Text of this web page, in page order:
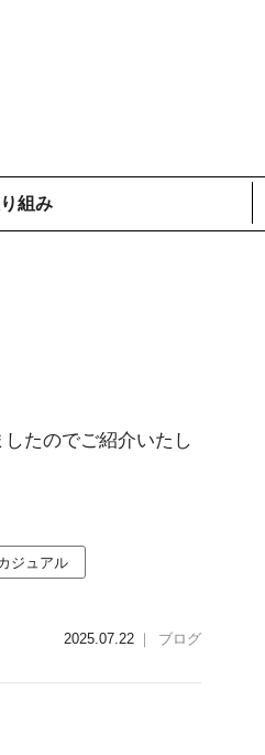
組み
たのでご紹介いたし
ジュアル
2025.07.22 ｜ ブログ